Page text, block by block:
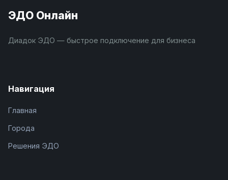
ЭДО Онлайн
Диадок ЭДО — быстрое подключение для бизнеса
Навигация
Главная
Города
Решения ЭДО